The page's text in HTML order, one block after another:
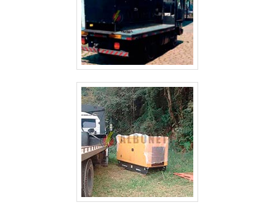
ALUGUEL DE GERADORES CAMPINAS
ALUGUEL DE GERADORES A DIESEL
ALUGUEL DE GERADOR SP
ALUGUEL DE GERADOR GUARULHOS
ALUGUEL DE GERADOR DE ENERGIA VALOR GUARULHOS
ALUGUEL DE GERADOR DE ENERGIA SP
ALUGUEL DE GERADOR DE ENERGIA PREÇO SÃO PAULO
ALUGUEL DE GERADOR DE ENERGIA PREÇO GUARULHOS
ALUGUEL DE GERADOR DE ENERGIA PARA FESTAS PREÇO SÃO PAULO
ALUGUEL DE GERADOR DE ENERGIA GUARULHOS
ALUGUEL DE GERADOR DE ENERGIA EM SÃO JOSE DOS CAMPOS